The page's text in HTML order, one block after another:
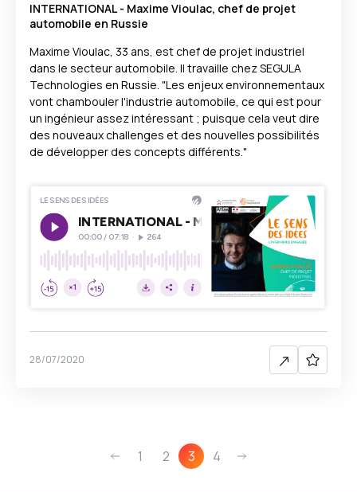
INTERNATIONAL - Maxime Vioulac, chef de projet
automobile en Russie
Maxime Vioulac, 33 ans, est chef de projet industriel
dans le secteur automobile. Il travaille chez SEGULA
Technologies en Russie. "Les enjeux environnementaux
vont chambouler l'industrie automobile, ce qui est pour
un ingénieur assez intéressant ; puisque cela veut dire
des nouveaux challenges et des nouvelles possibilités
de développer des concepts différents."
28/07/2020
1 2 3 4